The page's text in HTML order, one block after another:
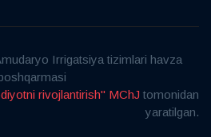
Irrigatsiya tizimlari havza
rivojlantirish" MChJ tomonidan
yaratilgan.